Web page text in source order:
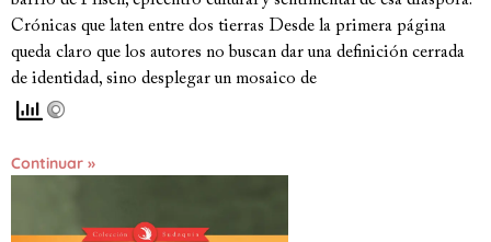
Crónicas que laten entre dos tierras Desde la primera página
queda claro que los autores no buscan dar una definición cerrada
de identidad, sino desplegar un mosaico de
Continuar »